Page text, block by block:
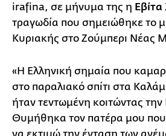
irafina, σε μήνυμα της η
τραγωδία που σημειώθηκε το
Κυριακής στο Ζούμπερι Νέας
«Η Ελληνική σημαία που
στο παραλιακό σπίτι στα
ήταν τεντωμένη κοιτώντας την
Θυμήθηκα τον πατέρα μου
να εκτιμώ την ένταση των